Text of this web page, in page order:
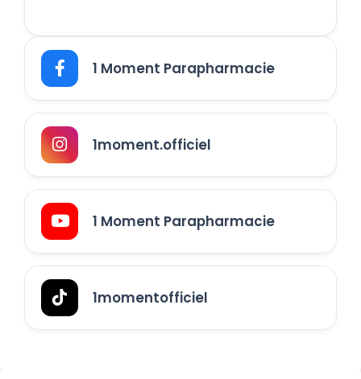
1 Moment Parapharmacie
1moment.officiel
1 Moment Parapharmacie
1momentofficiel